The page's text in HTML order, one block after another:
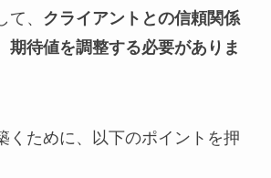
、 クライアントとの信頼関係
期待値を調整する必要がありま
くために、以下のポイントを押